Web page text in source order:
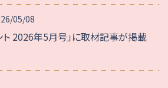
05/08
ト 2026年5月号」に取材記事が掲載